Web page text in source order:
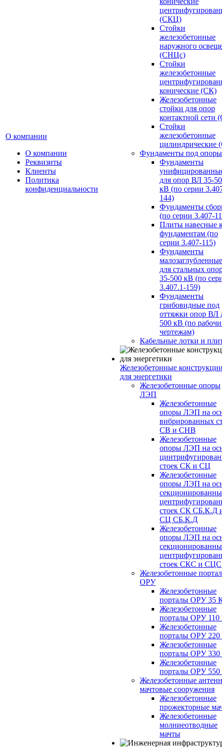
О компании
О компании
Реквизиты
Клиенты
Политика
конфиденциальности
(СКЦ)
Стойки
железобетонные
наружного
(СНЦс)
Стойки
железобетонные
конические (СК)
Железобетонные
стойки для опор
контактной сети
Стойки
железобетонные
цилиндрические
Фундаменты под опоры
Фундаменты
для опор ВЛ 35-
кВ (по серии
144)
Фундаменты
(по серии 3.407-
Плиты навесные
фундаментам (по
серии 3.407-115)
Фундаменты
малозаглубленные
для стальных
35-500 кВ (по
3.407.1-159)
Фундаменты
грибовидные под
оттяжки опор ВЛ
500 кВ (по
чертежам)
Кабельные лотки и
Железобетонные
для энергетики
Железобетонные опоры
ЛЭП
Железобетонные
опоры ЛЭП на
вибрированных
СВ и СНВ
Железобетонные
опоры ЛЭП на
стоек СК и СЦ
Железобетонные
опоры ЛЭП на
стоек СК СБ.К.Д
СЦ СБ.К.Д
Железобетонные
опоры ЛЭП на
стоек СКС и СЦС
Железобетонные
ОРУ
Железобетонные
порталы ОРУ 35
Железобетонные
порталы ОРУ
Железобетонные
порталы ОРУ
Железобетонные
порталы ОРУ
Железобетонные
порталы ОРУ
Железобетонные
мачтовые сооружения
Железобетонные
прожекторные
Железобетонные
молниеотводные
мачты